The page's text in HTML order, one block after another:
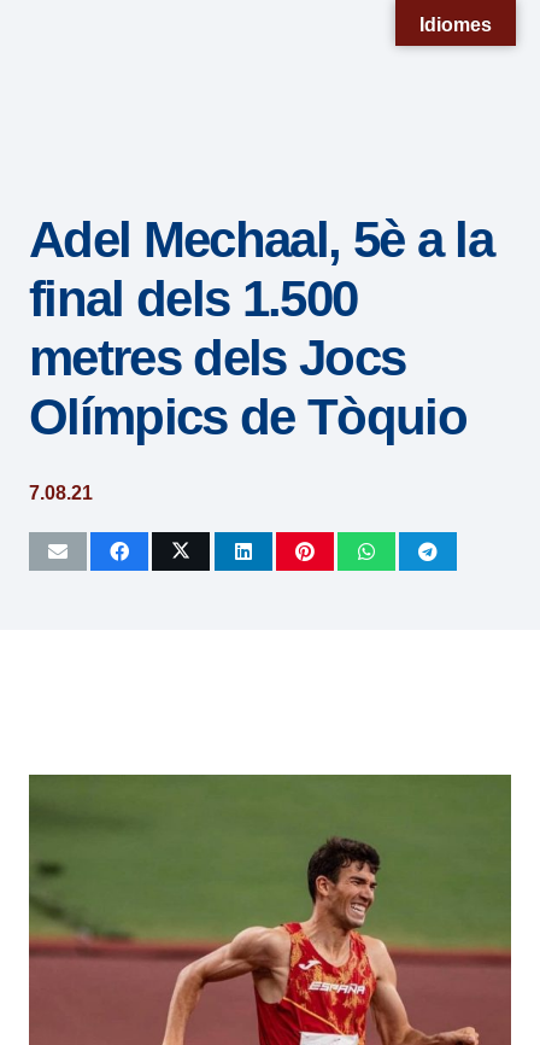
sistema
accesibilidad.
Adel Mechaal, 5è a la
final dels 1.500
metres dels Jocs
Olímpics de Tòquio
7.08.21
Idiomes